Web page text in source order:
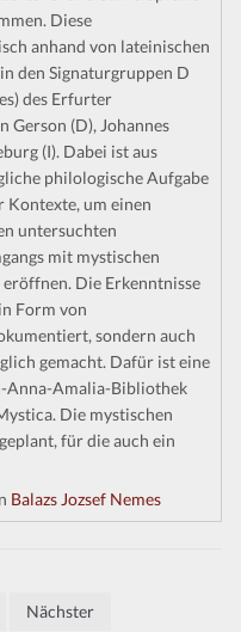
Diese
anhand von lateinischen
den Signaturgruppen D
des Erfurter
Gerson (D), Johannes
(I). Dabei ist aus
philologische Aufgabe
um einen
untersuchten
mit mystischen
Die Erkenntnisse
Form von
sondern auch
gemacht. Dafür ist eine
Anna-Amalia-Bibliothek
Die mystischen
für die auch ein
Balazs Jozsef Nemes
Nächster